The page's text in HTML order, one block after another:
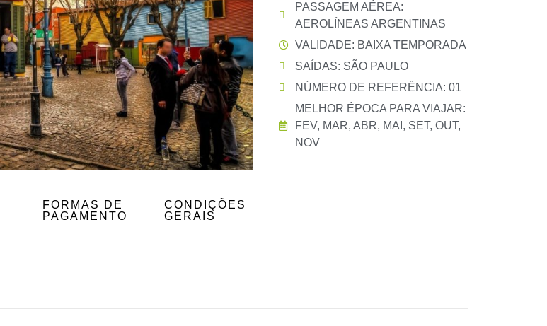
FORMAS DE
PAGAMENTO
CONDIÇÕES
GERAIS
PASSAGEM AÉREA:
AEROLÍNEAS ARGENTINAS
VALIDADE: BAIXA TEMPORADA
SAÍDAS: SÃO PAULO
NÚMERO DE REFERÊNCIA: 01
MELHOR ÉPOCA PARA VIAJAR:
FEV, MAR, ABR, MAI, SET, OUT,
NOV